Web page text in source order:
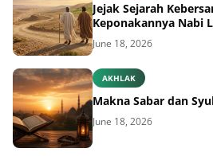
Jejak Sejarah
Keponakannya Nabi
June 18, 2026
AKHLAK
Makna Sabar dan
June 18, 2026